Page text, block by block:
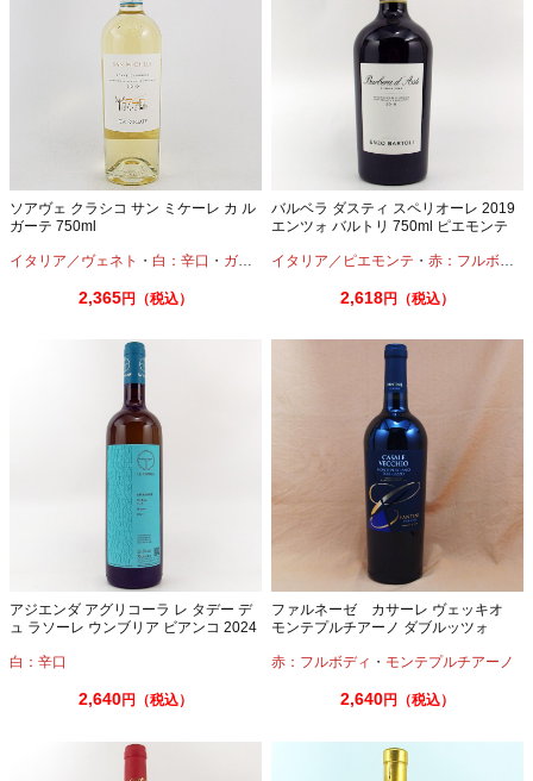
ソアヴェ クラシコ サン ミケーレ カ ル
ガーテ 750ml
イタリア／ヴェネト ・ 白：辛口 ・ ガルガネーガ
2,365円（税込）
バルベラ ダスティ スペリオーレ 2019
エンツォ バルトリ 750ml ピエモンテ
イタリア／ピエモンテ ・赤：フルボディ
2,618円（税込）
アジエンダ アグリコーラ レ タデー デ
ュ ラソーレ ウンブリア ビアンコ 2024
白：辛口
2,640円（税込）
ファルネーゼ カサーレ ヴェッキオ
モンテプルチアーノ ダブルッツォ
赤：フルボディ ・ モンテプルチアーノ
2,640円（税込）